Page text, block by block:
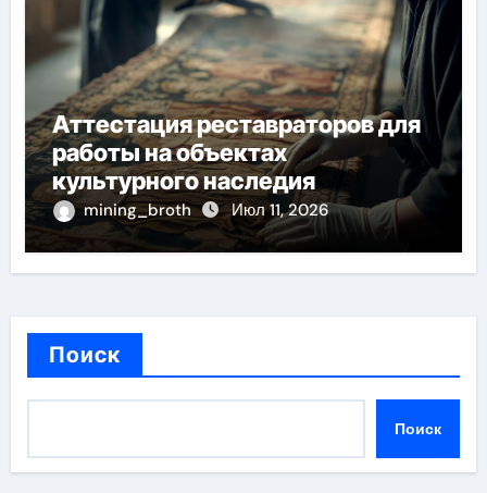
Аттестация реставраторов для
работы на объектах
культурного наследия
mining_broth Июл 11, 2026
Поиск
Поиск